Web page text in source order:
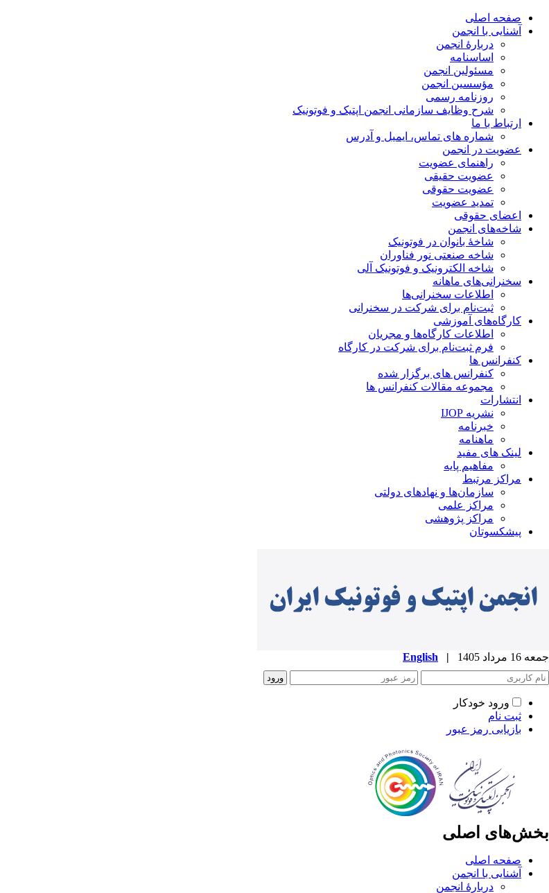
صفحه اصلی
آشنایی با انجمن
دربارۀ انجمن
اساسنامه
مسئولین انجمن
مؤسسین انجمن
روزنامه رسمی
شرح وظایف سازمانی انجمن اپتیک و فوتونیک
ارتباط با ما
شماره های تماس، ایمیل و آدرس
عضویت در انجمن
راهنمای عضویت
عضویت حقیقی
عضویت حقوقی
تمدید عضویت
اعضای حقوقی
شاخه‌های انجمن
شاخۀ بانوان در فوتونیک
شاخه صنعتی نور فناوران
شاخه‌ الکترونیک و فوتونیک آلی
سخنرانی‌های ماهانه
اطلاعات سخنرانی‌‌ها
ثبت‌نام برای شرکت در سخنرانی
کارگاه‌های آموزشی
اطلاعات کارگاه‌ها و مجریان
فرم ثبت‌نام برای شرکت در کارگاه
کنفرانس ها
کنفرانس های برگزار شده
مجموعه مقالات کنفرانس ها
انتشارات
نشریه IJOP
خبرنامه
ماهنامه
لینک های مفید
مفاهیم پایه
مراکز مرتبط
سازمان‌ها و نهادهای دولتی
مراکز علمی
مراکز پژوهشی
پیشکسوتان
جمعه 16 مرداد 1405 |
English
ورود خودکار
ثبت نام
بازیابی رمز عبور
بخش‌های اصلی
صفحه اصلی
آشنایی با انجمن
دربارۀ انجمن